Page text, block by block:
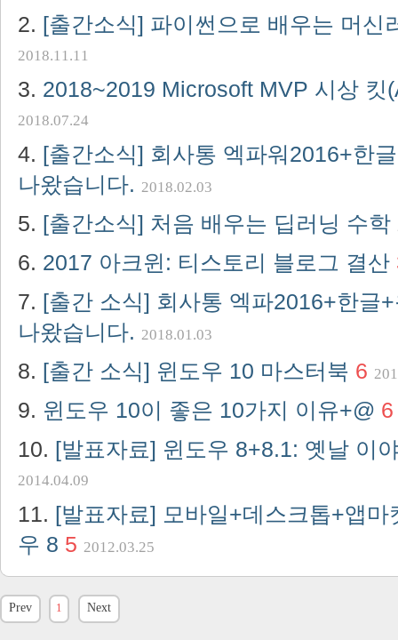
[출간소식] 파이썬으로 배우는 머신
2018.11.11
2018~2019 Microsoft MVP 시상 킷
2018.07.24
[출간소식] 회사통 엑파워2016+한
나왔습니다. 2018.02.03
[출간소식] 처음 배우는 딥러닝 수학
2017 아크윈: 티스토리 블로그 결산
[출간 소식] 회사통 엑파2016+한글
나왔습니다. 2018.01.03
[출간 소식] 윈도우 10 마스터북 6
윈도우 10이 좋은 10가지 이유+@ 6
[발표자료] 윈도우 8+8.1: 옛날 이
2014.04.09
[발표자료] 모바일+데스크톱+앱
우 8 5 2012.03.25
Prev 1 Next